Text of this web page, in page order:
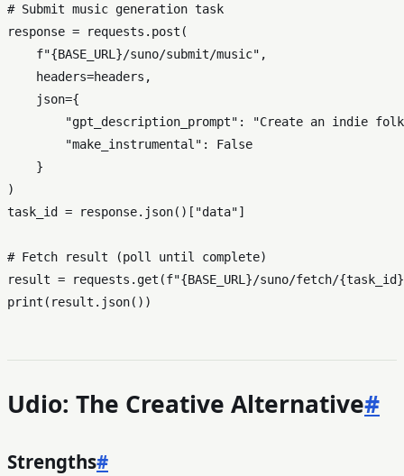
# Submit music generation task
response = requests.post(
f"{BASE_URL}/suno/submit/music" ,
    headers=headers,
    json={
"gpt_description_prompt" :
"Create an indie
"make_instrumental" : False
    }
)
task_id = response.json()[ "data"]
# Fetch result (poll until complete)
result = requests.get(f"{BASE_URL}/suno/fetch/{task_id}
print
Udio: The Creative Alternative#
Strengths#